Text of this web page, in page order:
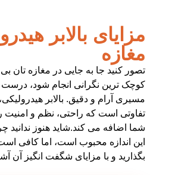
مزایای بالابر
مغازه
تصور کنید جا به جایی در مغازه تان
کوچک ترین نگرانی انجام شود،
مسیری آرام و دقیق. بالابر
تفاوتی است که راحتی، نظم و امنیت
شما اضافه می کند.شاید هنوز ندانید چرا
این اندازه محبوب است، اما کافی
بگذارید و با مزایای شگفت انگیز آن